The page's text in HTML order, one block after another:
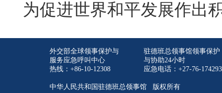
为促进世界和平发展作出
外交部全球领事保护与
服务应急呼叫中心
热线：+86-10-12308
驻德班总领事馆领事保护
与协助24小时
应急电话：+27-76-
中华人民共和国驻德班总领事馆 版权所有